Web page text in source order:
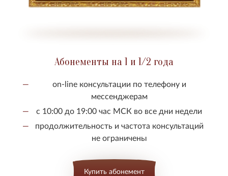
Абонементы на 1 и 1/2 года
on-line консультации по телефону и
мессенджерам
с 10:00 до 19:00 час МСК во все дни недели
продолжительность и частота консультаций
не ограничены
Купить абонемент